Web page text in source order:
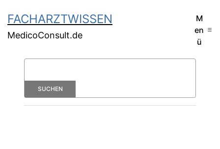
FACHARZTWISSEN
MedicoConsult.de
M
en
ü